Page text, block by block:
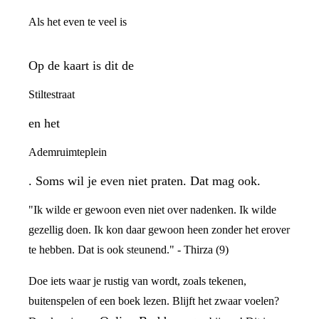
Als het even te veel is
Op de kaart is dit de
Stiltestraat
en het
Ademruimteplein
. Soms wil je even niet praten. Dat mag ook.
"Ik wilde er gewoon even niet over nadenken. Ik wilde
gezellig doen. Ik kon daar gewoon heen zonder het erover
te hebben. Dat is ook steunend." - Thirza (9)
Doe iets waar je rustig van wordt, zoals tekenen,
buitenspelen of een boek lezen. Blijft het zwaar voelen?